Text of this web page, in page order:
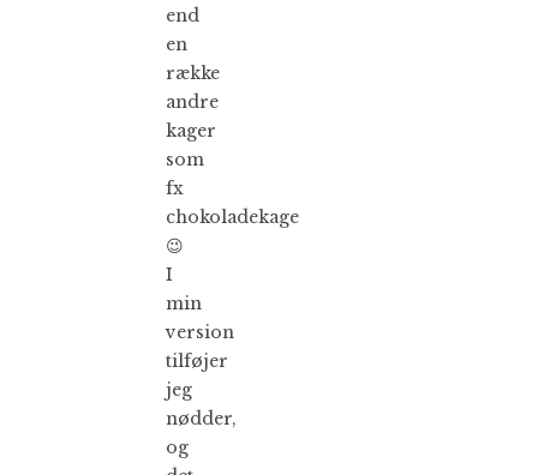
end
en
række
andre
kager
som
fx
chokoladekage
😉
I
min
version
tilføjer
jeg
nødder,
og